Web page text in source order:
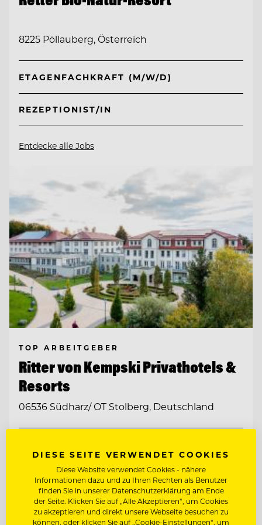
8225 Pöllauberg, Österreich
ETAGENFACHKRAFT (M/W/D)
REZEPTIONIST/IN
Entdecke alle Jobs
TOP ARBEITGEBER
Ritter von Kempski Privathotels &
Resorts
06536 Südharz/ OT Stolberg, Deutschland
RESTAURANTLEITUNG (M/W/D)
CHEF DE RANG (M/W/D)
Entdecke alle Jobs
DIESE SEITE VERWENDET COOKIES
Diese Website verwendet Cookies - nähere
Informationen dazu und zu Ihren Rechten als Benutzer
finden Sie in unserer Datenschutzerklärung am Ende
der Seite. Klicken Sie auf „Alle Akzeptieren“, um Cookies
zu akzeptieren und direkt unsere Webseite besuchen zu
können, oder klicken Sie auf „Cookie-Einstellungen“, um